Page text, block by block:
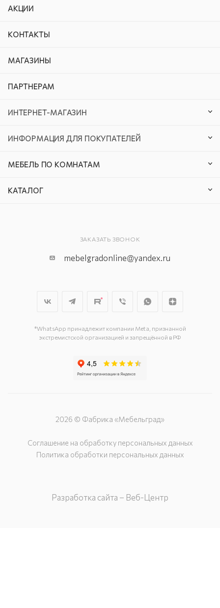
АКЦИИ
КОНТАКТЫ
МАГАЗИНЫ
ПАРТНЕРАМ
ИНТЕРНЕТ-МАГАЗИН
ИНФОРМАЦИЯ ДЛЯ ПОКУПАТЕЛЕЙ
МЕБЕЛЬ ПО КОМНАТАМ
КАТАЛОГ
ЗАКАЗАТЬ ЗВОНОК
mebelgradonline@yandex.ru
*WhatsApp принадлежит компании Meta, признанной
экстремистской организацией и запрещённой в РФ
2026 © Фабрика «Мебельград»
Соглашение на обработку персональных данных
Политика обработки персональных данных
Разработка сайта – Веб-Центр